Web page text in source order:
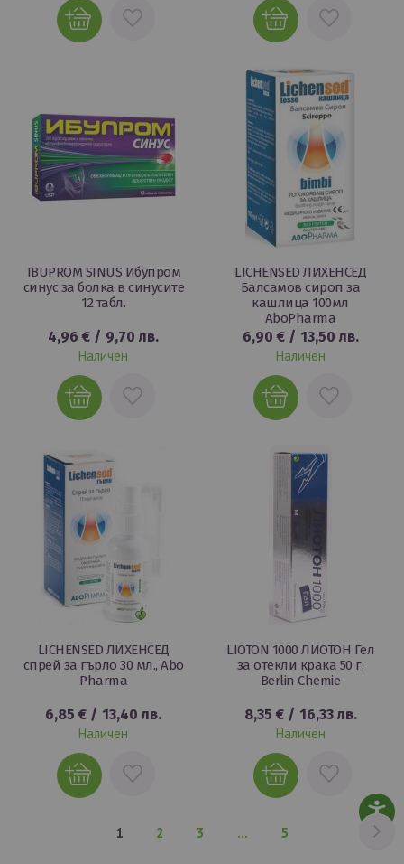
ДОБАВИ
ДОБАВИ
ЛЮБИМИ
IBUPROM SINUS Ибупром
синус за болка в синусите
12 табл.
4,96 € / 9,70 лв.
Наличен
ДОБАВИ
LICHENSED ЛИХЕНСЕД
Балсамов сироп за
кашлица 100мл
AboPharma
6,90 €/ 13,50 лв.
Наличен
ДОБАВИ
LICHENSED ЛИХЕНСЕД
спрей за гърло 30 мл., Abo
Pharma
6,85 € / 13,40 лв.
Наличен
ДОБАВИ
ЛЮБИМИ
LIOTON 1000 ЛИОТОН Гел
за отекли крака 50 г,
Berlin Chemie
8,35 €/ 16,33 лв.
Наличен
ДОБАВИ
ЛЮБИМИ
В1 Страница
2 Страница
3 ... Страница
5